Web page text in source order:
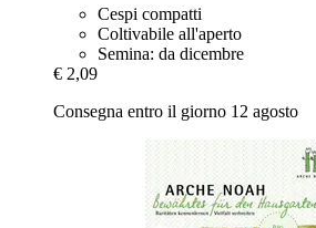
Cespi compatti
Coltivabile all'aperto
Semina: da dicembre
€ 2,09
Consegna entro il giorno 12 agosto